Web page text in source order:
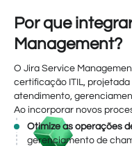
Por que
Management?
O Jira Service
certificação ITIL,
atendimento,
Ao incorporar novos
Otimize as operações
gerenciamento de